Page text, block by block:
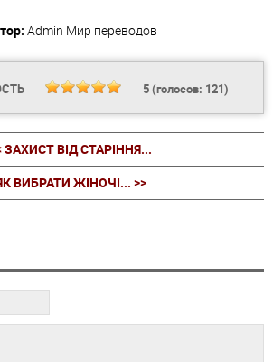
Admin Мир переводов
5(голосов: 121)
ЗАХИСТ ВІД СТАРІННЯ...
ВИБРАТИ ЖІНОЧІ... >>